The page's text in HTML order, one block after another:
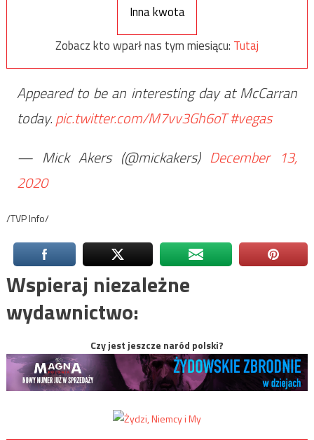
Inna kwota
Zobacz kto wparł nas tym miesiącu: Tutaj
Appeared to be an interesting day at McCarran
today.pic.twitter.com/M7vv3Gh6oT#vegas
— Mick Akers (@mickakers) December 13,
2020
/TVP Info/
Wspieraj niezależne
wydawnictwo:
Czy jest jeszcze naród polski?